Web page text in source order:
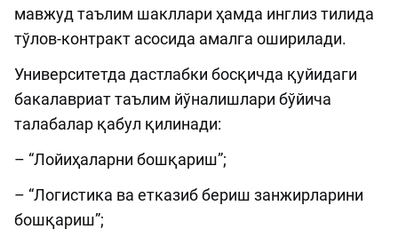
мавжуд таълим шакллари ҳамда инглиз тилида
тўлов-контракт асосида амалга оширилади.
Университетда дастлабки босқичда қуйидаги
бакалавриат таълим йўналишлари бўйича
талабалар қабул қилинади:
– “Лойиҳаларни бошқариш”;
– “Логистика ва етказиб бериш занжирларини
бошқариш”;